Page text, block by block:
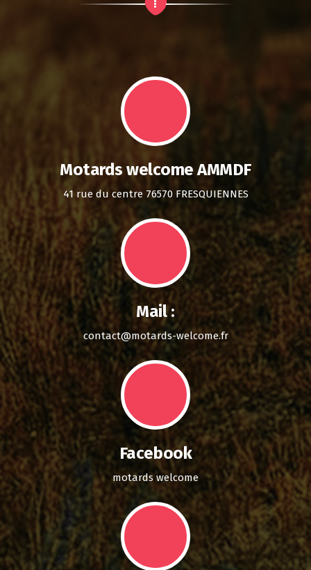
Motards welcome AMMDF
41 rue du centre 76570 FRESQUIENNES
Mail :
contact@motards-welcome.fr
Facebook
motards welcome